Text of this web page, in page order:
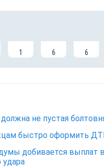
1 6 6
не пустая
быстро оформить
добивается
удара